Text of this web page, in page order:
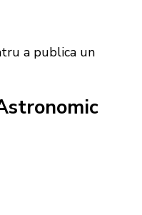
a publica un